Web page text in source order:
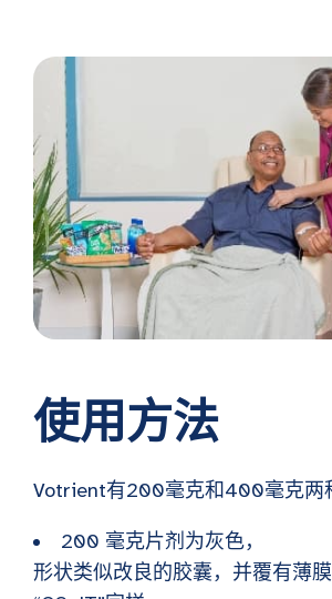
使用方法
Votrient有200毫克和400毫克两
200 毫克片剂为灰色，
形状类似改良的胶囊，并覆有薄